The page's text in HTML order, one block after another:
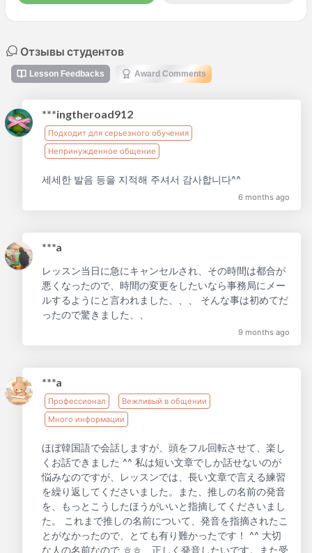
Отзывы студентов
Lesson Feedbacks Award Comments
***ingtheroad912
Подходит для серьезного обучения
Непринужденное общение
세세한 발음 등을 지적해 주셔서 감사합니다^^
6 months ago
***a
レッスン当日に急にキャンセルされ、その時間は都合が
悪くなったので、時間の変更をしたいなら事務局にメー
ルするようにと言われました、、、 そんな事は初めてだ
ったので驚きました、、
9 months ago
***a
Профессионал
Вежливый в общении
Много информации
ほぼ韓国語で会話しますが、頭をフル回転させて、楽し
くお話できました ^^ 私は短い文章でしか話せないのが
悩みなのですが、レッスンでは、長い文章で言える練習
を繰り返してくださいました。また、推しの名前の発音
を、もっとこうしたほうがいいと指摘してくださいまし
た。 これまで推しの名前について、発音を指摘されたこ
とがなかったので、とても有り難かったです！ ^^ 大切
な人の名前なので ㅎㅎ、正しく発音したいです。また受